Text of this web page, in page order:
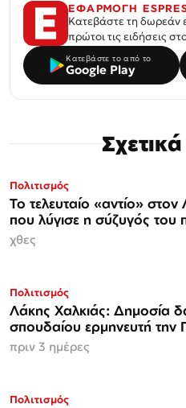
ΕΦΑΡΜΟΓΗ
Κατεβάστε τη δωρεάν
πρώτοι τις ειδήσεις
Κατεβάστε το από το
Google Play
Πολιτισμός
Το τελευταίο «αντίο»
που λύγισε η σύζυγός
χθες
Πολιτισμός
Λάκης Χαλκιάς: Δημοσία
σπουδαίου ερμηνευτή την
πριν 3 ημέρες
Πολιτισμός